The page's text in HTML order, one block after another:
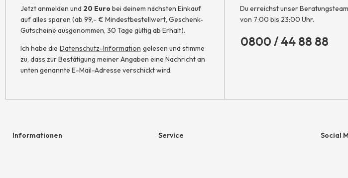
Jetzt anmelden und 20 Eurobei deinem nächsten Einkauf
auf alles sparen (ab 99,- € Mindestbestellwert, Geschenk-
Gutscheine ausgenommen, 30 Tage gültig ab Erhalt).
Ich habe die Datenschutz-Information gelesen und stimme
zu, dass zur Bestätigung meiner Angaben eine Nachricht an
unten genannte E-Mail-Adresse verschickt wird.
Du erreichst unser
von 7:00 bis 23:00 Uhr.
0800 / 44 88 88
Informationen Service Social